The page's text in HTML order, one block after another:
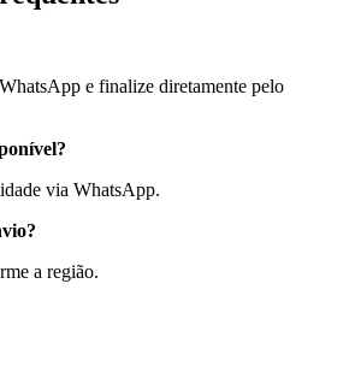
e finalize diretamente pelo
via WhatsApp.
a região.